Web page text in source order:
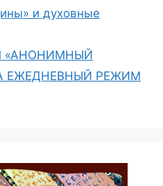
и духовные
«АНОНИМНЫЙ
ЕЖЕДНЕВНЫЙ РЕЖИМ